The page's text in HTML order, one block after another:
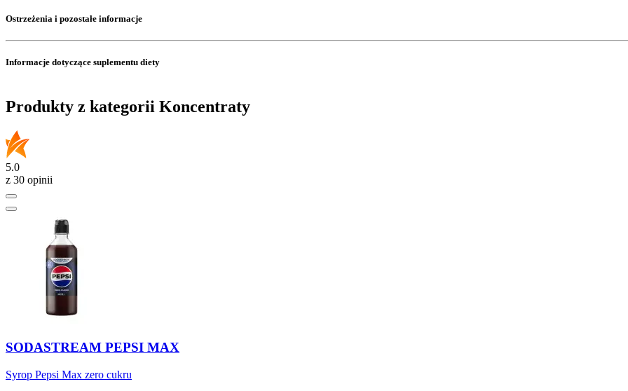
Ostrzeżenia i pozostałe informacje
Informacje dotyczące suplementu diety
Produkty z kategorii Koncentraty
5.0
z 30 opinii
SODASTREAM PEPSI MAX
Syrop Pepsi Max zero cukru